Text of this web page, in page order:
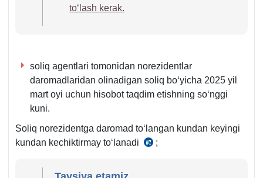
toʻlash kerak.
soliq agentlari tomonidan norezidentlar
daromadlaridan olinadigan soliq boʻyicha 2025 yil
mart oyi uchun hisobot taqdim etishning soʻnggi
kuni.
Soliq norezidentga daromad toʻlangan kundan keyingi
kundan kechiktirmay toʻlanadi
SK
;